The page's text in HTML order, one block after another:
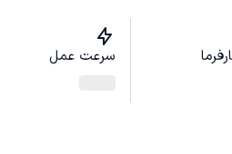
سرعت عمل